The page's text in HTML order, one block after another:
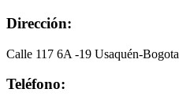
Dirección:
Calle 117 6A -19 Usaquén-Bogota
Teléfono: